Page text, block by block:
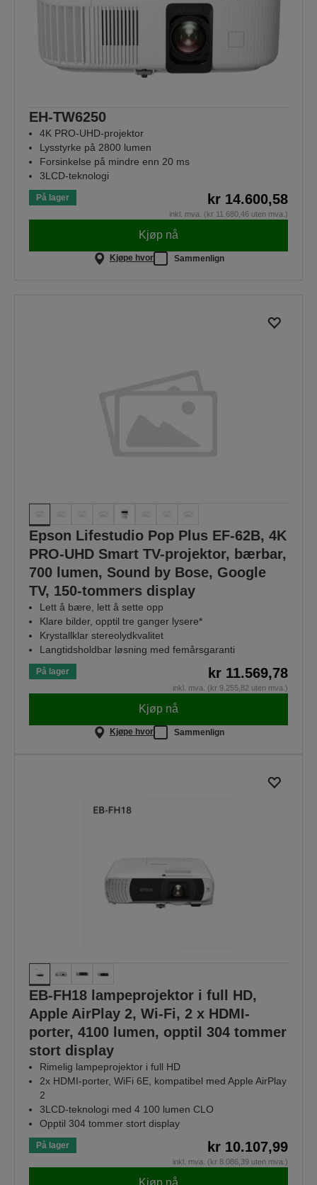
EH-TW6250
4K PRO-UHD-projektor
Lysstyrke på 2800 lumen
Forsinkelse på mindre enn 20 ms
3LCD-teknologi
På lager kr 14.600,58
inkl. mva. (kr 11.680,46 uten mva.)
Kjøp nå
Kjøpe hvor Sammenlign
Epson Lifestudio Pop Plus EF-62B, 4K
PRO-UHD Smart TV-projektor, bærbar,
700 lumen, Sound by Bose, Google
TV, 150-tommers display
Lett å bære, lett å sette opp
Klare bilder, opptil tre ganger lysere*
Krystallklar stereolydkvalitet
Langtidsholdbar løsning med femårsgaranti
På lager kr 11.569,78
inkl. mva. (kr 9.255,82 uten mva.)
Kjøp nå
Kjøpe hvor Sammenlign
EB-FH18 lampeprojektor i full HD,
Apple AirPlay 2, Wi-Fi, 2 x HDMI-
porter, 4100 lumen, opptil 304 tommer
stort display
Rimelig lampeprojektor i full HD
2x HDMI-porter, WiFi 6E, kompatibel med Apple AirPlay
2
3LCD-teknologi med 4 100 lumen CLO
Opptil 304 tommer stort display
På lager kr 10.107,99
inkl. mva. (kr 8.086,39 uten mva.)